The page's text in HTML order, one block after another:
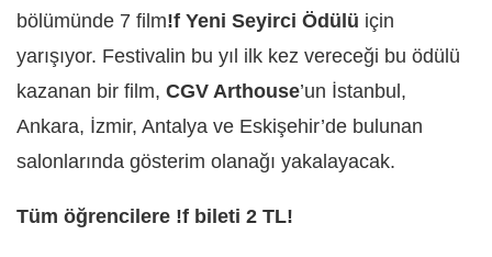
bölümünde 7 film!f Yeni Seyirci Ödülü için
yarışıyor. Festivalin bu yıl ilk kez vereceği bu ödülü
kazanan bir film, CGV Arthouse’un İstanbul,
Ankara, İzmir, Antalya ve Eskişehir’de bulunan
salonlarında gösterim olanağı yakalayacak.
Tüm öğrencilere !f bileti 2 TL!